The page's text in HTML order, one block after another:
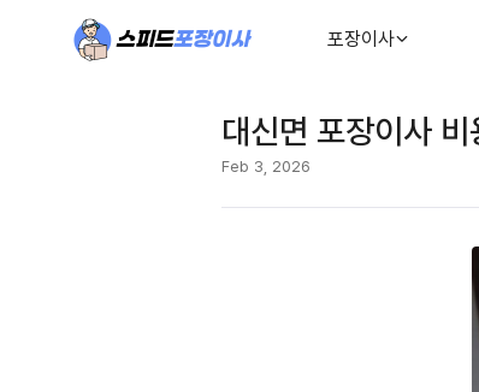
포장이사
대신면 포장이사
Feb 3, 2026